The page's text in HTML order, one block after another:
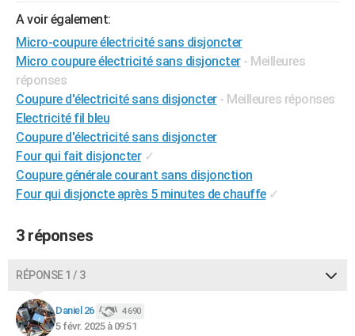
GUIDES D'ACHAT
BONS PLANS
CARTE DE VOEUX
Carte de Noël
Carte Bonne année
Carte Saint-Valentin
Carte Pâques
Carte d'anniversaire
DICTIONNAIRE
Dictionnaire
Biographies
Citations
Expressions
Proverbes
PROGRAMME TV
COPAINS D'AVANT
Bricolage
Lifestyle
Culture
Sport
Auto
Television
Voyage
Cinema
A voir également:
Micro-coupure électricité sans disjoncter
Micro coupure électricité sans disjoncter - Meilleures
réponses
Coupure d'électricité sans disjoncter - Meilleures réponses
Electricité fil bleu
Coupure d'électricité sans disjoncter
Four qui fait disjoncter ✓
Coupure générale courant sans disjonction
Four qui disjoncte après 5 minutes de chauffe ✓
3 réponses
RÉPONSE 1 / 3
Daniel 26 4 690
5 févr. 2025 à 09:51